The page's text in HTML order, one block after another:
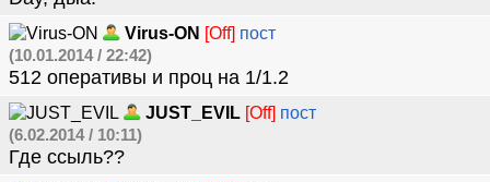
Virus-ON [Off] пост
(10.01.2014 / 22:42)
512 оперативы и проц на 1/1.2
JUST_EVIL [Off] пост
(6.02.2014 / 10:11)
Где ссыль??